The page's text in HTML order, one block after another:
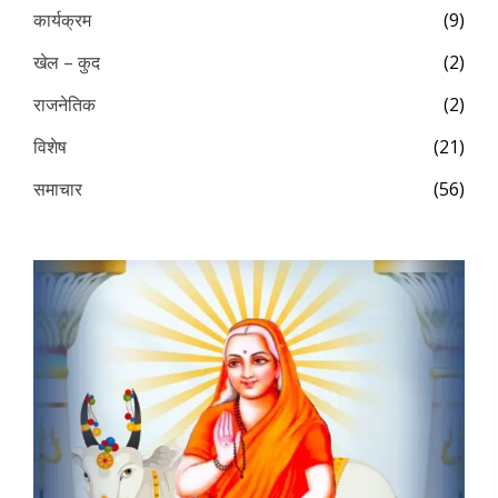
कार्यक्रम
(9)
खेल – कुद
(2)
राजनेतिक
(2)
विशेष
(21)
समाचार
(56)